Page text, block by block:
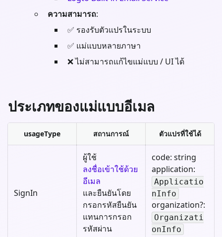
ความสามารถ:
✅ รองรับตัวแปรในระบบ
✅ แม่แบบหลายภาษา
❌ ไม่สามารถแก้ไขแม่แบบ / UI ได้
ประเภทของแม่แบบอีเมล
usageType สถานการณ์ ตัวแปรที่ใช้ได้
SignIn
ผู้ใช้
ลงชื่อเข้าใช้ด้วย
อีเมล
และยืนยันโดย
กรอกรหัสยืนยัน
แทนการกรอก
รหัสผ่าน
code: string
application:
Applicatio
nInfo
organization?:
Organizati
onInfo